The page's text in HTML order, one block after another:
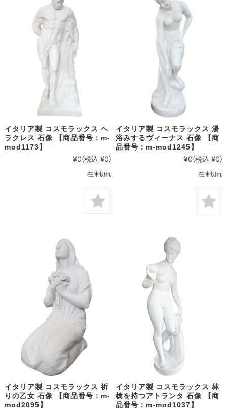
イタリア製 コスモラックス ヘ
ラクレス 石像 【商品番号：m-
mod1173】
¥0(税込 ¥0)
在庫切れ
イタリア製 コスモラックス 湯
浴みするヴィーナス 石像 【商
品番号：m-mod1245】
¥0(税込 ¥0)
在庫切れ
イタリア製 コスモラックス 祈
りの乙女 石像 【商品番号：m-
mod2095】
イタリア製 コスモラックス 林
檎を持つアトランタ 石像 【商
品番号：m-mod1037】